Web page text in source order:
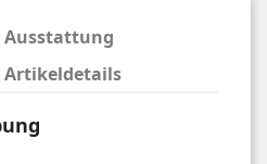
Ausstattung
Artikeldetails